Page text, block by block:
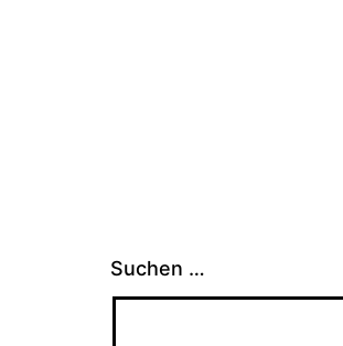
Suchen …